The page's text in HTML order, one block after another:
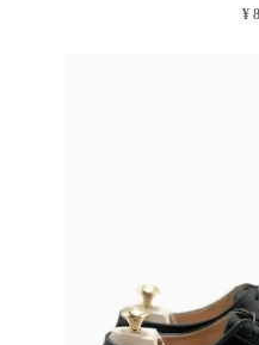
¥